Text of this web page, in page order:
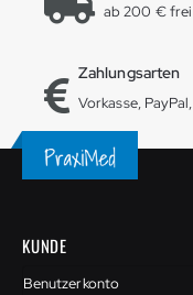
ab 200 € frei
Zahlungsarten
Vorkasse,
KUNDE
Benutzerkonto